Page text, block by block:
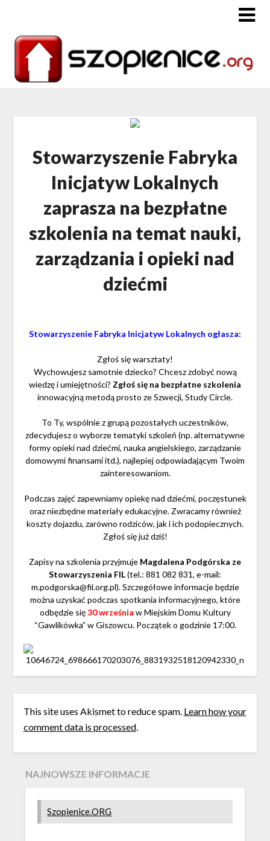
Stowarzyszenie Fabryka
Inicjatyw Lokalnych
zaprasza na bezpłatne
szkolenia na temat nauki,
zarządzania i opieki nad
dziećmi
Stowarzyszenie Fabryka Inicjatyw Lokalnych ogłasza:
Zgłoś się warsztaty!
Wychowujesz samotnie dziecko? Chcesz zdobyć nową
wiedzę i umiejętności? Zgłoś się na bezpłatne szkolenia
innowacyjną metodą prosto ze Szwecji, Study Circle.
To Ty, wspólnie z grupą pozostałych uczestników,
zdecydujesz o wyborze tematyki szkoleń (np. alternatywne
formy opieki nad dziećmi, nauka angielskiego, zarządzanie
domowymi finansami itd.), najlepiej odpowiadającym Twoim
zainteresowaniom.
Podczas zajęć zapewniamy opiekę nad dziećmi, poczęstunek
oraz niezbędne materiały edukacyjne. Zwracamy również
koszty dojazdu, zarówno rodziców, jak i ich podopiecznych.
Zgłoś się już dziś!
Zapisy na szkolenia przyjmuje Magdalena Podgórska ze
Stowarzyszenia FIL(tel.: 881 082 831, e-mail:
m.podgorska@fil.org.pl). Szczegółowe informacje będzie
można uzyskać podczas spotkania informacyjnego, które
odbędzie się30 września w Miejskim Domu Kultury
“Gawlikówka” w Giszowcu. Początek o godzinie 17:00.
This site uses Akismet to reduce spam. Learn how your
comment data is processed.
NAJNOWSZE INFORMACJE
Szopienice.ORG